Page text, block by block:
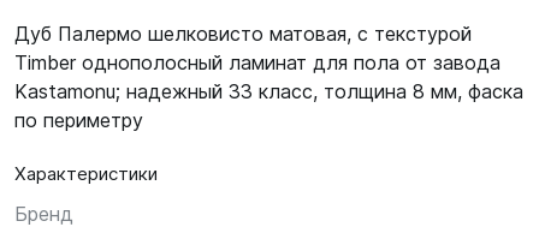
Дуб Палермо шелковисто матовая, с текстурой
Timber однополосный ламинат для пола от завода
Kastamonu; надежный 33 класс, толщина 8 мм, фаска
по периметру
Характеристики
Бренд